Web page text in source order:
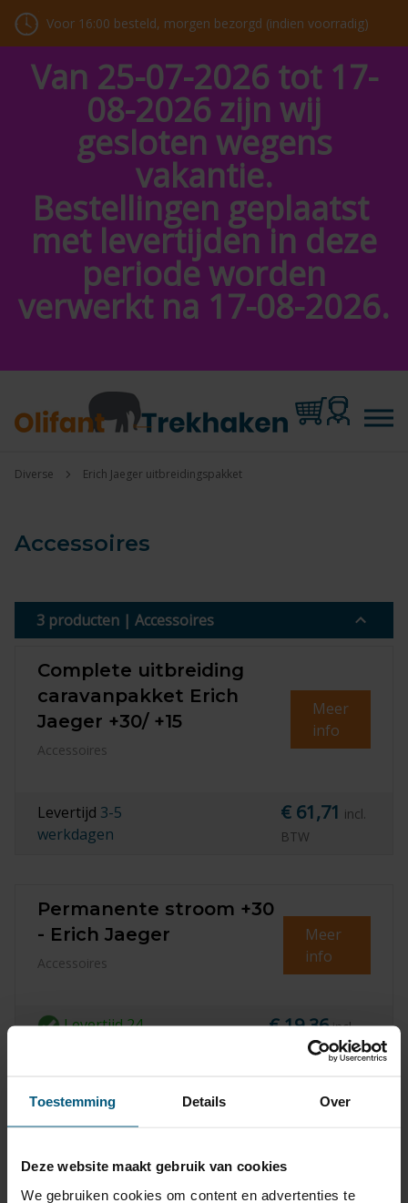
Toestemming Details Over
Deze website maakt gebruik van cookies
We gebruiken cookies om content en advertenties te
Voor 16:00 besteld, morgen bezorgd (indien voorradig)
Van 25-07-2026 tot 17-
08-2026 zijn wij
gesloten wegens
vakantie.
Bestellingen geplaatst
met levertijden in deze
periode worden
verwerkt na 17-08-2026.
Diverse Erich Jaeger uitbreidingspakket
Accessoires
3 producten | Accessoires
Complete uitbreiding
caravanpakket Erich
Jaeger +30/ +15
Accessoires
Meer
info
Levertijd 3-5
werkdagen
€ 61,71 incl.
BTW
Permanente stroom +30
- Erich Jaeger
Accessoires
Meer
info
Levertijd24
€ 19,36 incl.
Laadleiding + 15- Erich
Accessoires